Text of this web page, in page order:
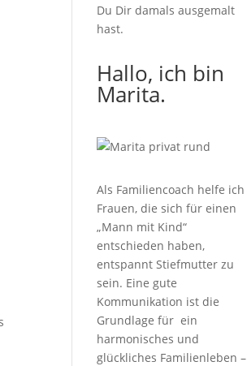
Du Dir damals ausgemalt
hast.
Hallo, ich bin
Marita.
Als Familiencoach helfe ich
Frauen, die sich für einen
„Mann mit Kind“
entschieden haben,
entspannt Stiefmutter zu
sein. Eine gute
Kommunikation ist die
Grundlage für ein
harmonisches und
glückliches Familienleben –